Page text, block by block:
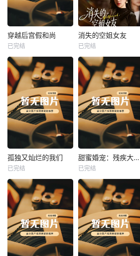
热播
未知
穿越后宫假和尚
已完结
热播
未知
消失的空姐女友
已完结
热播
未知
孤独又灿烂的我们
已完结
热播
未知
甜蜜婚宠：残疾大佬夜夜撩
已完结